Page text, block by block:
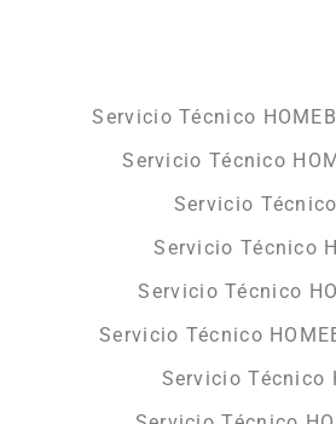
Servicio Técnico
Servicio Técnico
Servicio
Servicio Técnico
Servicio Técnico
Servicio Técnico
Servicio Técnico